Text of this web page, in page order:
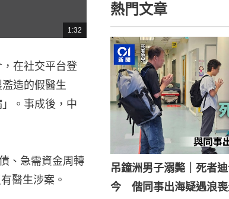
總
共
1:32
在社交平台登
造的假醫生
。事成後，中
、急需資金周轉
醫生涉案。
熱門文章
吊鐘洲男子溺斃｜死者
今 偕同事出海疑遇浪喪